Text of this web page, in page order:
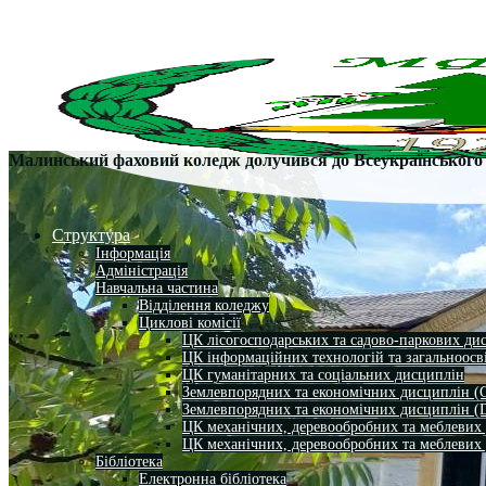
Структура
Інформація
Адміністрація
Навчальна частина
Відділення коледжу
Циклові комісії
ЦК лісогосподарських та садово-паркових
ЦК інформаційних технологій та
ЦК гуманітарних та соціальних дисциплін
Землевпорядних та економічних дисциплін
Землевпорядних та економічних дисциплін
ЦК механічних, деревообробних та
ЦК механічних, деревообробних та
Бібліотека
Електронна бібліотека
Малинський фаховий коледж долучився до